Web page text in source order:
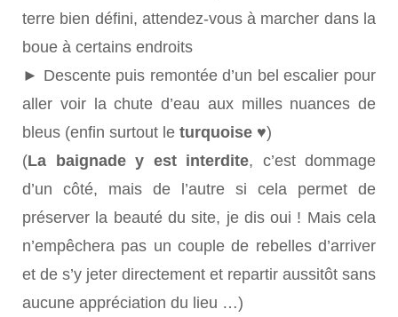
terre bien défini, attendez-vous à marcher dans la
boue à certains endroits
► Descente puis remontée d’un bel escalier pour
aller voir la chute d’eau aux milles nuances de
bleus (enfin surtout le turquoise ♥)
(La baignade y est interdite, c’est dommage
d’un côté, mais de l’autre si cela permet de
préserver la beauté du site, je dis oui ! Mais cela
n’empêchera pas un couple de rebelles d’arriver
et de s’y jeter directement et repartir aussitôt sans
aucune appréciation du lieu …)